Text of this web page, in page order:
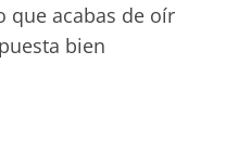
que acabas de oír
bien